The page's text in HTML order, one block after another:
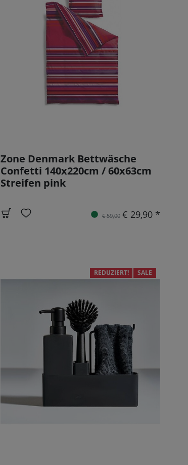
Zone Denmark Bettwäsche
Confetti 140x220cm / 60x63cm
Streifen pink
€ 59,00 € 29,90 *
REDUZIERT! SALE